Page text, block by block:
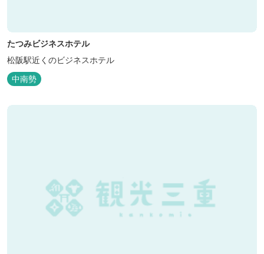
たつみビジネスホテル
松阪駅近くのビジネスホテル
中南勢